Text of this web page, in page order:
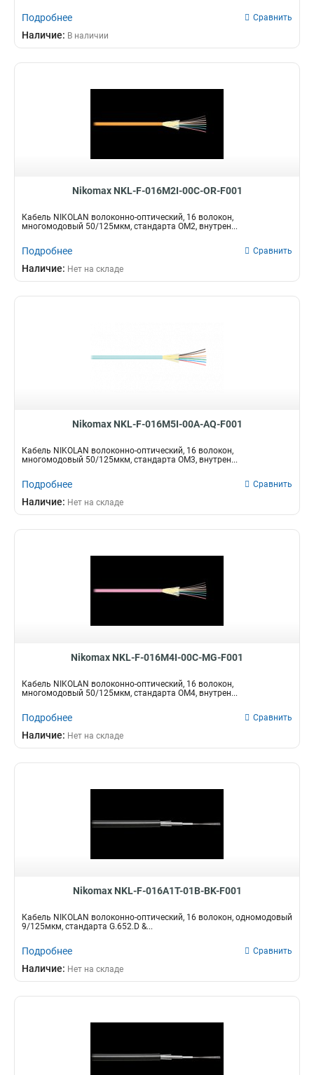
Подробнее Сравнить
Наличие: В наличии
Nikomax NKL-F-016M2I-00C-OR-F001
Кабель NIKOLAN волоконно-оптический, 16 волокон,
многомодовый 50/125мкм, стандарта ОМ2, внутрен...
Подробнее Сравнить
Наличие: Нет на складе
Nikomax NKL-F-016M5I-00A-AQ-F001
Кабель NIKOLAN волоконно-оптический, 16 волокон,
многомодовый 50/125мкм, стандарта ОМ3, внутрен...
Подробнее Сравнить
Наличие: Нет на складе
Nikomax NKL-F-016M4I-00C-MG-F001
Кабель NIKOLAN волоконно-оптический, 16 волокон,
многомодовый 50/125мкм, стандарта ОМ4, внутрен...
Подробнее Сравнить
Наличие: Нет на складе
Nikomax NKL-F-016A1T-01B-BK-F001
Кабель NIKOLAN волоконно-оптический, 16 волокон, одномодовый
9/125мкм, стандарта G.652.D &...
Подробнее Сравнить
Наличие: Нет на складе